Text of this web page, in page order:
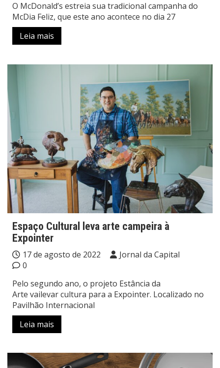
O McDonald’s estreia sua tradicional campanha do
McDia Feliz, que este ano acontece no dia 27
Leia mais
Espaço Cultural leva arte campeira à
Expointer
17 de agosto de 2022
Jornal da Capital
0
Pelo segundo ano, o projeto Estância da
Arte vailevar cultura para a Expointer. Localizado no
Pavilhão Internacional
Leia mais